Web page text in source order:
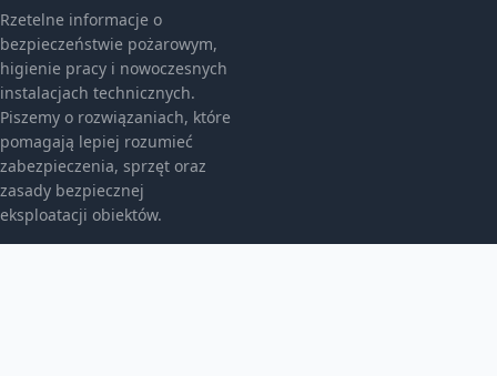
Rzetelne informacje o
bezpieczeństwie pożarowym,
higienie pracy i nowoczesnych
instalacjach technicznych.
Piszemy o rozwiązaniach, które
pomagają lepiej rozumieć
zabezpieczenia, sprzęt oraz
zasady bezpiecznej
eksploatacji obiektów.